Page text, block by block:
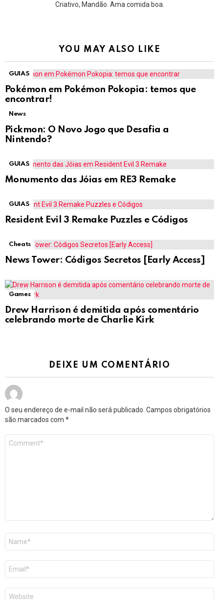
Criativo, Mandão. Ama comida boa.
YOU MAY ALSO LIKE
GUIAS
Pokémon em Pokémon Pokopia: temos que
encontrar!
News
Pickmon: O Novo Jogo que Desafia a
Nintendo?
GUIAS
Monumento das Jóias em RE3 Remake
GUIAS
Resident Evil 3 Remake Puzzles e Códigos
Cheats
News Tower: Códigos Secretos [Early Access]
Games
Drew Harrison é demitida após comentário
celebrando morte de Charlie Kirk
DEIXE UM COMENTÁRIO
O seu endereço de e-mail não será publicado. Campos obrigatórios
são marcados com *
mail
*